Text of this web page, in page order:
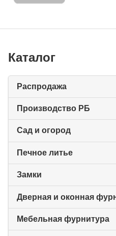
Каталог
Распродажа
Производство РБ
Сад и огород
Печное литье
Замки
Дверная и оконная
Мебельная фурнитура